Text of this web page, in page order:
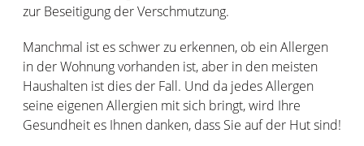
zur Beseitigung der Verschmutzung.
Manchmal ist es schwer zu erkennen, ob ein Allergen
in der Wohnung vorhanden ist, aber in den meisten
Haushalten ist dies der Fall. Und da jedes Allergen
seine eigenen Allergien mit sich bringt, wird Ihre
Gesundheit es Ihnen danken, dass Sie auf der Hut sind!